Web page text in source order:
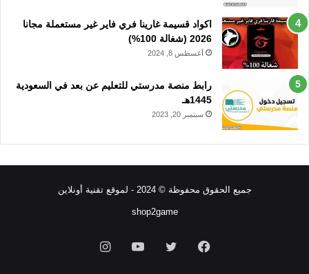
اكواد قسيمة غارينا فري فاير غير مستعملة مجانا
2026 (شغالة 100%)
أغسطس 8, 2024
رابط منصة مدرستي للتعليم عن بعد في السعودية
1445هـ
سبتمبر 20, 2023
جميع الحقوق محفوظة © 2024 - لموقع تقنية أونلاين
shop2game
فيسبوك تويتر يوتيوبانستقرام